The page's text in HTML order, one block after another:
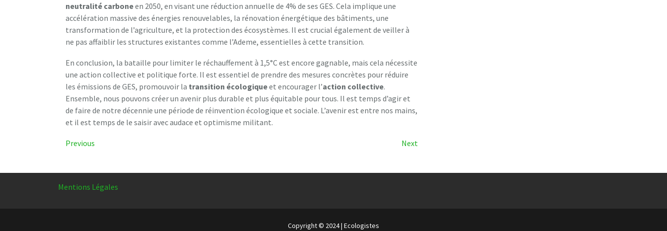
neutralité carboneen 2050, en visant une réduction annuelle de 4% de ses GES. Cela implique une
accélération massive des énergies renouvelables, la rénovation énergétique des bâtiments, une
transformation de l’agriculture, et la protection des écosystèmes. Il est crucial également de veiller à
ne pas affaiblir les structures existantes comme l’Ademe, essentielles à cette transition.
En conclusion, la bataille pour limiter le réchauffement à 1,5°C est encore gagnable, mais cela nécessite
une action collective et politique forte. Il est essentiel de prendre des mesures concrètes pour réduire
les émissions de GES, promouvoir la transition écologiqueet encourager l’action collective.
Ensemble, nous pouvons créer un avenir plus durable et plus équitable pour tous. Il est temps d’agir et
de faire de notre décennie une période de réinvention écologique et sociale. L’avenir est entre nos mains,
et il est temps de le saisir avec audace et optimisme militant.
Navigation
l’article
Previous
Previous
Next
Next
Mentions Légales
Copyright © 2024 | Ecologistes